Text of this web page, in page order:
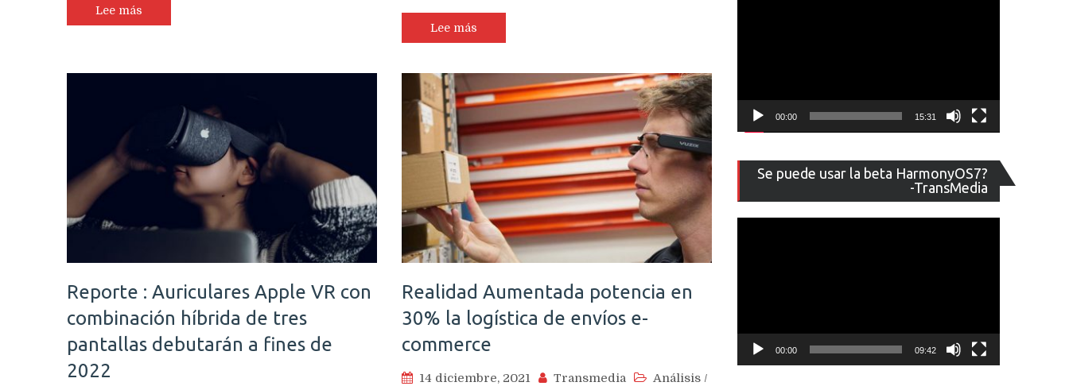
Lee más
Lee más
Reporte : Auriculares Apple VR con
combinación híbrida de tres
pantallas debutarán a fines de
2022
Realidad Aumentada potencia en
30% la logística de envíos e-
commerce
14 diciembre, 2021 Transmedia Análisis /
00:00 15:31
Se puede usar la beta HarmonyOS7?
-TransMedia
de
vídeo
00:00 09:42